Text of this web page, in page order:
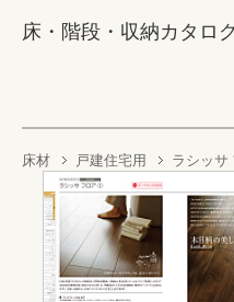
床・階段・収納カタロ
床材 戸建住宅用 ラシッサ